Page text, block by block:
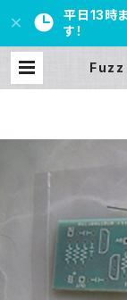
平日13時
す！
Fuzz